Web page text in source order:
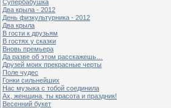
Супербабушка
Два крыла - 2012
День физкультурника - 2012
Два крыла
В гости к друзьям
В гостях у сказки
Вновь премьера
Да разве об этом расскажешь…
Друзей моих прекрасные черты
Поле чудес
Гонки сильнейших
Нас музыка с тобой соединила
Ах, женщина, ты красота и праздник!
Весенний букет